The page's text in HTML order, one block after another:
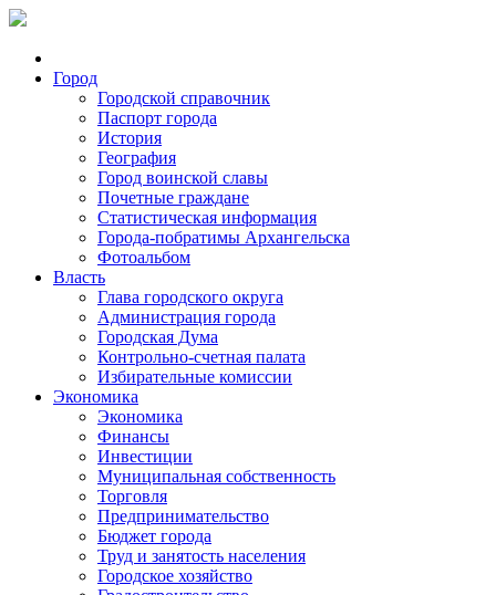
Город
Городской справочник
Паспорт города
История
География
Город воинской славы
Почетные граждане
Статистическая информация
Города-побратимы Архангельска
Фотоальбом
Власть
Глава городского округа
Администрация города
Городская Дума
Контрольно-счетная палата
Избирательные комиссии
Экономика
Экономика
Финансы
Инвестиции
Муниципальная собственность
Торговля
Предпринимательство
Бюджет города
Труд и занятость населения
Городское хозяйство